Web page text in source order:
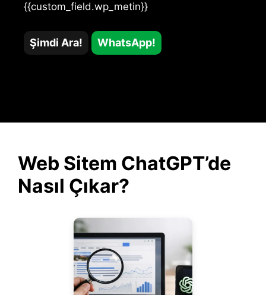
{{custom_field.wp_metin}}
Şimdi Ara! WhatsApp!
Web Sitem ChatGPT’de
Nasıl Çıkar?